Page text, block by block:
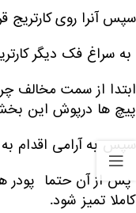
سپس آنرا روی کارتریج
به سراغ فک دیگر
ابتدا از سمت مخالف
پیچ ها درپوش این
سپس به آرامی اقدام
پس از آن حتما پودر
کاملا تمیز شود.